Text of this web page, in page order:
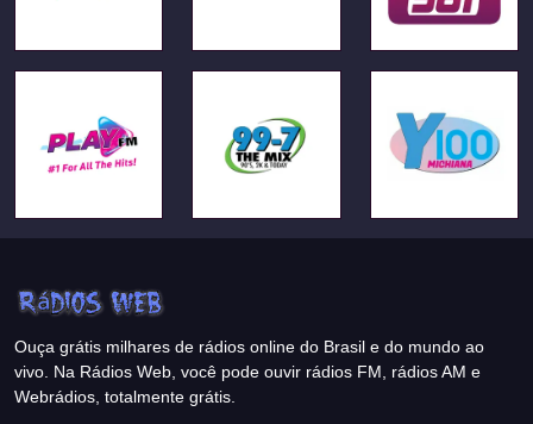
Ouça grátis milhares de rádios online do Brasil e do mundo ao
vivo. Na Rádios Web, você pode ouvir rádios FM, rádios AM e
Webrádios, totalmente grátis.